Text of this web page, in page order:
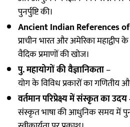
पुनर्पुष्टि की।
Ancient Indian References
प्राचीन भारत और अमेरिका
वैदिक प्रमाणों की खोज।
पु. महायोगों की वैज्ञानिकता–
योग के विविध प्रकारों का गणितीय
वर्तमान परिप्रेक्ष्य में संस्कृत का
संस्कृत भाषा की आधुनिक समय में